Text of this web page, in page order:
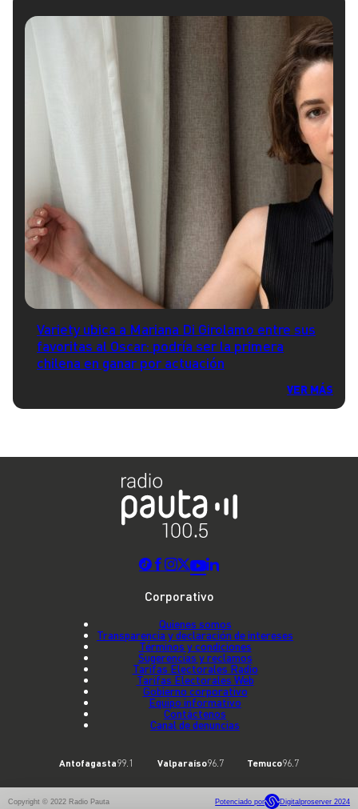
Variety ubica a Mariana Di Girolamo entre sus
favoritas al Oscar: podría ser la primera
chilena en ganar por actuación
VER MÁS
Corporativo
Quienes somos
Transparencia y declaración de intereses
Términos y condiciones
Sugerencias y reclamos
Tarifas Electorales Radio
Tarifas Electorales Web
Gobierno corporativo
Equipo informativo
Contáctenos
Canal de denuncias
Antofagasta99.1 Valparaíso96.7 Temuco96.7
Copyright © 2022 Radio Pauta Potenciado por Digitalproserver 2024